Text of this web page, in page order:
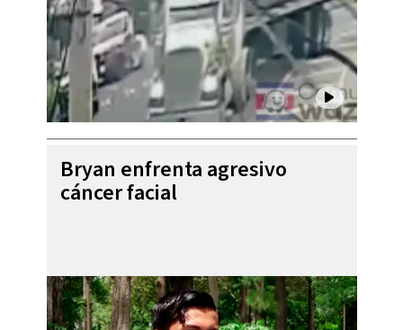
Bryan enfrenta agresivo
cáncer facial